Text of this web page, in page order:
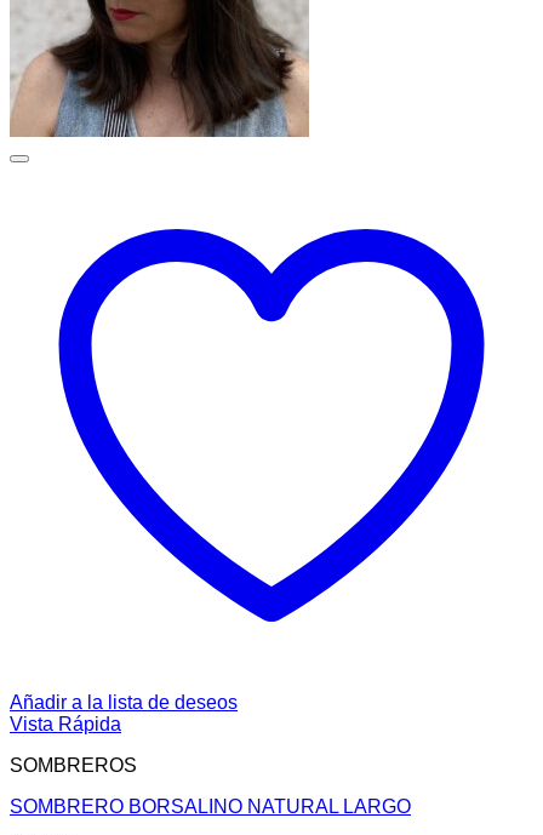
Añadir a la lista de deseos
Vista Rápida
SOMBREROS
SOMBRERO BORSALINO NATURAL LARGO